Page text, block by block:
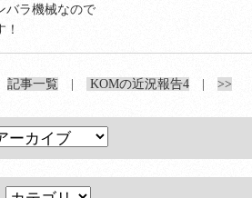
バラ機械なので
記事一覧 | KOMの近況報告4 | >>